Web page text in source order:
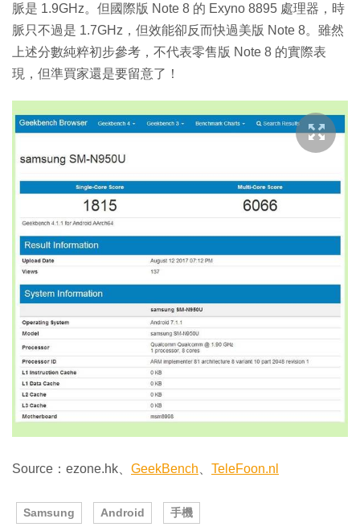
脈是 1.9GHz。但國際版 Note 8 的 Exyno 8895 處理器，時
脈只不過是 1.7GHz，但效能卻反而快過美版 Note 8。雖然
上述分數純粹初步參考，不代表零售版 Note 8 的實際表
現，但準買家還是要留意了！
Source：ezone.hk、 GeekBench TeleFoon.nl
Samsung Android 手機